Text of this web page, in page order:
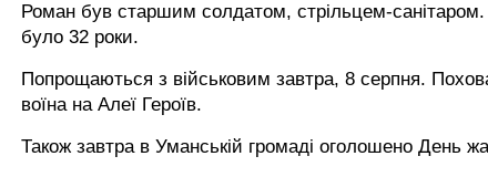
Роман був старшим солдатом, стрільцем-
було 32 роки.
Попрощаються з військовим завтра, 8 серпня.
воїна на Алеї Героїв.
Також завтра в Уманській громаді оголошено День